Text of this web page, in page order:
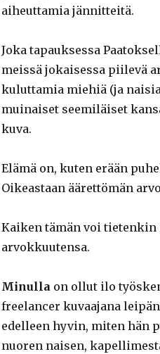
aiheuttamia jännitteitä.
Joka tapauksessa
meissä jokaisessa piilevä
kuluttamia miehiä (ja
muinaiset seemiläiset
kuva.
Elämä on, kuten erään
Oikeastaan äärettömän
Kaiken tämän voi tietenkin
arvokkuutensa.
Minullaon ollut ilo
freelancer kuvaajana
edelleen hyvin, miten hän
nuoren naisen,